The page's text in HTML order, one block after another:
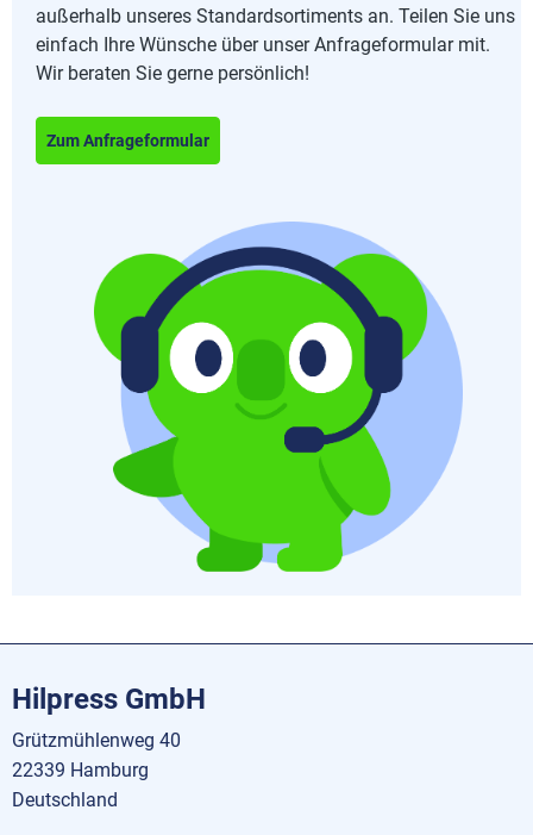
außerhalb unseres Standardsortiments an. Teilen Sie uns
einfach Ihre Wünsche über unser Anfrageformular mit.
Wir beraten Sie gerne persönlich!
Zum Anfrageformular
Hilpress GmbH
Grützmühlenweg 40
22339 Hamburg
Deutschland